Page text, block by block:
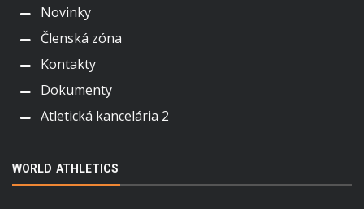
Novinky
Členská zóna
Kontakty
Dokumenty
Atletická kancelária 2
WORLD ATHLETICS